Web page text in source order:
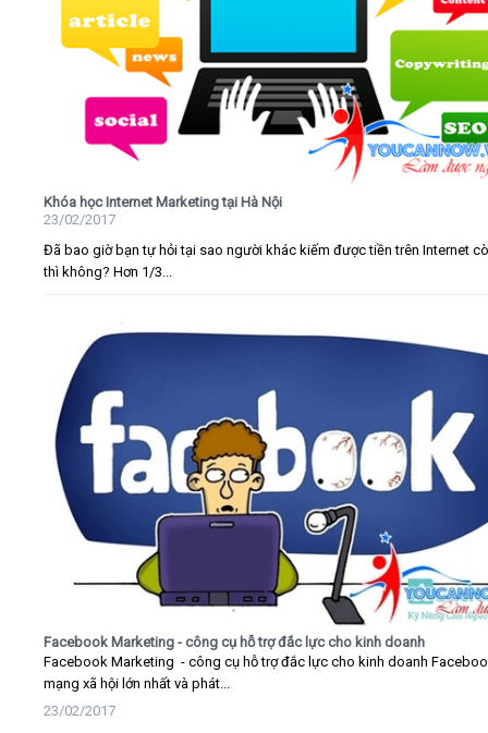
Khóa học Internet Marketing tại Hà Nội
23/02/2017
Đã bao giờ bạn tự hỏi tại sao người khác kiếm được tiền trên Internet
thì không? Hơn 1/3...
Facebook Marketing - công cụ hỗ trợ đắc lực cho kinh doanh
Facebook Marketing - công cụ hỗ trợ đắc lực cho kinh doanh
mạng xã hội lớn nhất và phát...
23/02/2017